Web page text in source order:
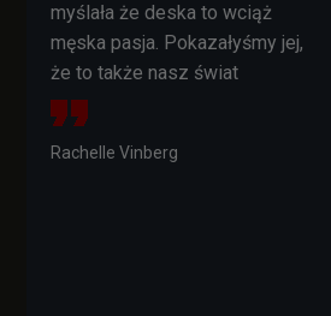
myślała że deska to wciąż
męska pasja. Pokazałyśmy jej,
że to także nasz świat
Rachelle Vinberg